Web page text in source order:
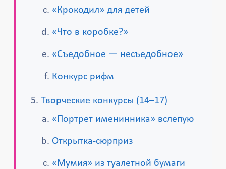
«Крокодил» для детей
«Что в коробке?»
«Съедобное — несъедобное»
Конкурс рифм
Творческие конкурсы (14–17)
«Портрет именинника» вслепую
Открытка-сюрприз
«Мумия» из туалетной бумаги